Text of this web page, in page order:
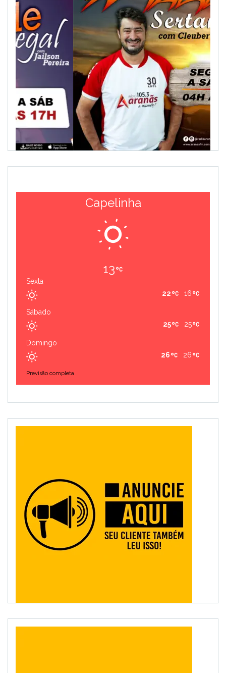
Capelinha
13
Sexta
16
22
Sábado
25
25
Domingo
26
26
Previsão completa